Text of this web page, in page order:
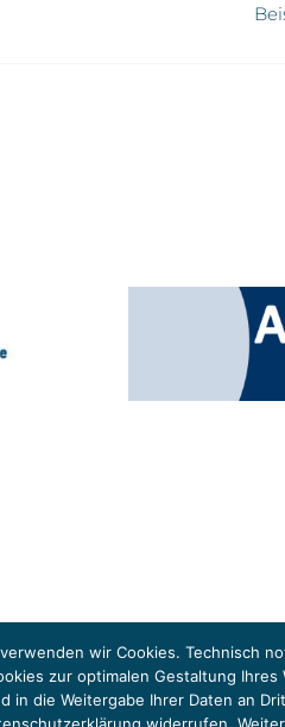
EUKI ist ein Förderinstrument des
wir Cookies. Technisch
zur optimalen Gestaltung
die Weitergabe Ihrer Daten an